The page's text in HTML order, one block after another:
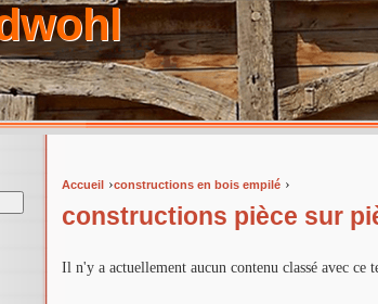
Vous êtes ici
Accueil ›constructions en bois empilé ›
constructions pièce sur
Il n'y a actuellement aucun contenu classé avec ce